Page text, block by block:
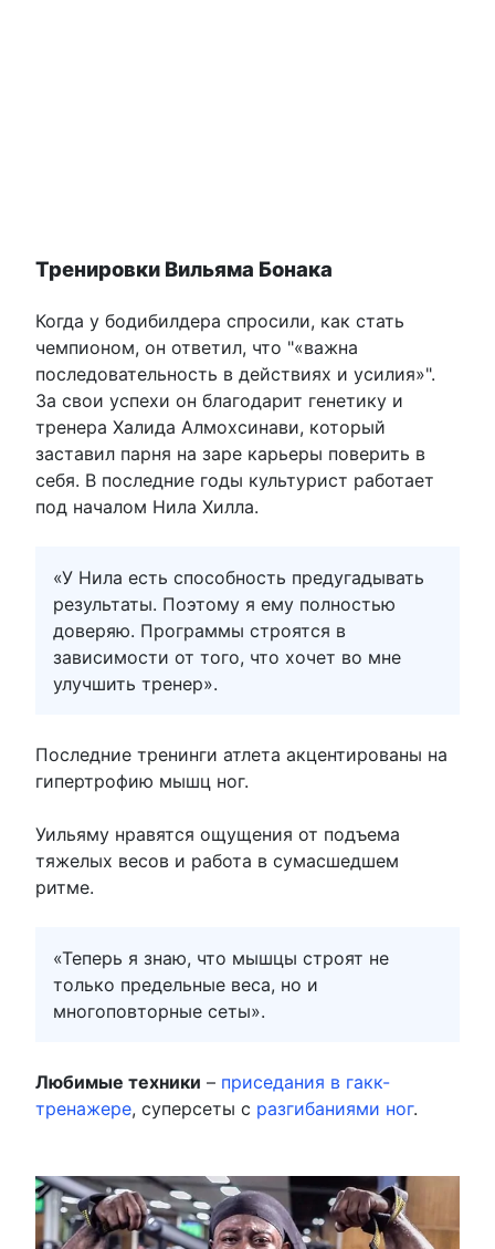
Тренировки Вильяма Бонака
Когда у бодибилдера спросили, как стать
чемпионом, он ответил, что
«важна
последовательность в действиях и усилия» .
За свои успехи он благодарит генетику и
тренера Халида Алмохсинави, который
заставил парня на заре карьеры поверить в
себя. В последние годы культурист работает
под началом Нила Хилла.
«У Нила есть способность предугадывать
результаты. Поэтому я ему полностью
доверяю. Программы строятся в
зависимости от того, что хочет во мне
улучшить тренер».
Последние тренинги атлета акцентированы на
гипертрофию мышц ног.
Уильяму нравятся ощущения от подъема
тяжелых весов и работа в сумасшедшем
ритме.
«Теперь я знаю, что мышцы строят не
только предельные веса, но и
многоповторные сеты».
Любимые техники – приседания в гакк-
тренажере, суперсеты с разгибаниями ног.